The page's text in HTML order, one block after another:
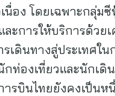
นื่อง โดยเฉพาะกลุ่
ะการให้บริการด้ว
ดินทางสู่ประเทศใน
ท่องเที่ยวและนักเดิ
การบินไทยยังคงเป็